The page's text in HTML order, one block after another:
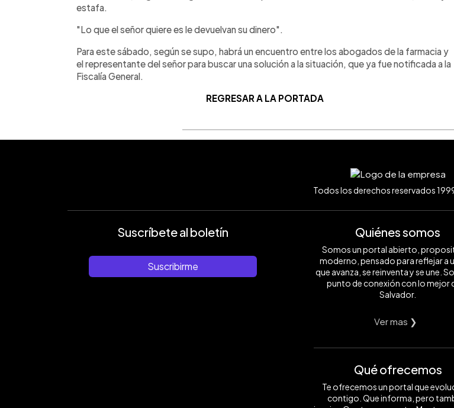
estafa.
"Lo que el señor quiere es le devuelvan su dinero".
Para este sábado, según se supo, habrá un encuentro entre los abogados de la farmacia y
el representante del señor para buscar una solución a la situación, que ya fue notificada a la
Fiscalía General.
REGRESAR A LA PORTADA
Todos los derechos reservados
Suscríbete al boletín
Suscribirme
Quiénes somos
Somos un portal abierto,
moderno, pensado para reflejar a
que avanza, se reinventa y se une.
punto de conexión con lo mejor
Salvador.
Ver mas ❯
Qué ofrecemos
Te ofrecemos un portal que
contigo. Que informa, pero